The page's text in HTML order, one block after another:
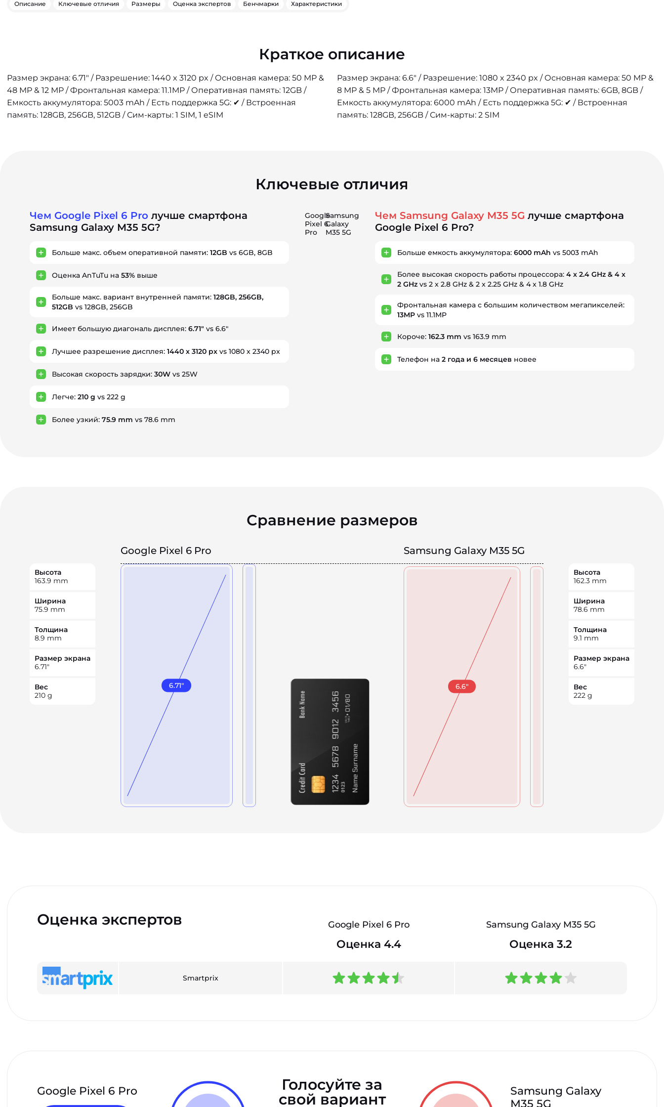
Описание Ключевые отличия Размеры Оценка экспертов Бенчмарки Характеристики
Краткое описание
Размер экрана: 6.71" / Разрешение: 1440 x 3120 px / Основная камера: 50 MP &
48 MP & 12 MP / Фронтальная камера: 11.1MP / Оперативная память: 12GB /
Емкость аккумулятора: 5003 mAh / Есть поддержка 5G: ✔ / Встроенная
память: 128GB, 256GB, 512GB / Сим-карты: 1 SIM, 1 eSIM
Размер экрана: 6.6" / Разрешение: 1080 x 2340 px / Основная камера: 50 MP &
8 MP & 5 MP / Фронтальная камера: 13MP / Оперативная память: 6GB, 8GB /
Емкость аккумулятора: 6000 mAh / Есть поддержка 5G: ✔ / Встроенная
память: 128GB, 256GB / Сим-карты: 2 SIM
Ключевые отличия
Чем Google Pixel 6 Pro лучше смартфона
Samsung Galaxy M35 5G?
Больше макс. объем оперативной памяти: 12GB vs 6GB, 8GB
Оценка AnTuTu на 53% выше
Больше макс. вариант внутренней памяти: 128GB, 256GB,
512GB vs 128GB, 256GB
Имеет большую диагональ дисплея: 6.71" vs 6.6"
Лучшее разрешение дисплея: 1440 x 3120 px vs 1080 x 2340 px
Высокая скорость зарядки: 30W vs 25W
Легче: 210 g vs 222 g
Более узкий: 75.9 mm vs 78.6 mm
Google
Pixel 6
Pro
Samsung
Galaxy
M35 5G
Чем Samsung Galaxy M35 5G лучше смартфона
Google Pixel 6 Pro?
Больше емкость аккумулятора:6000 mAh vs 5003 mAh
Более высокая скорость работы процессора:4 x 2.4 GHz & 4 x
2 GHz vs 2 x 2.8 GHz & 2 x 2.25 GHz & 4 x 1.8 GHz
Фронтальная камера с большим количеством мегапикселей:
13MP vs 11.1MP
Короче:162.3 mm vs 163.9 mm
Телефон на2 года и6 месяцев новее
Сравнение размеров
Google Pixel 6 Pro Samsung Galaxy M35 5G
Высота
163.9 mm
Ширина
75.9 mm
Толщина
8.9 mm
Размер экрана
6.71"
Вес
210 g
6.71" 6.6"
Высота
162.3 mm
Ширина
78.6 mm
Толщина
9.1 mm
Размер экрана
6.6"
Вес
222 g
Оценка экспертов Google Pixel 6 Pro Samsung Galaxy M35 5G
Оценка 4.4 Оценка 3.2
Smartprix
Google Pixel 6 Pro
Голосуйте за
свой вариант
Samsung Galaxy
M35 5G